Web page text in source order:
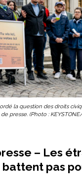
la question des droits
presse. (Photo :
– Les
battent pas